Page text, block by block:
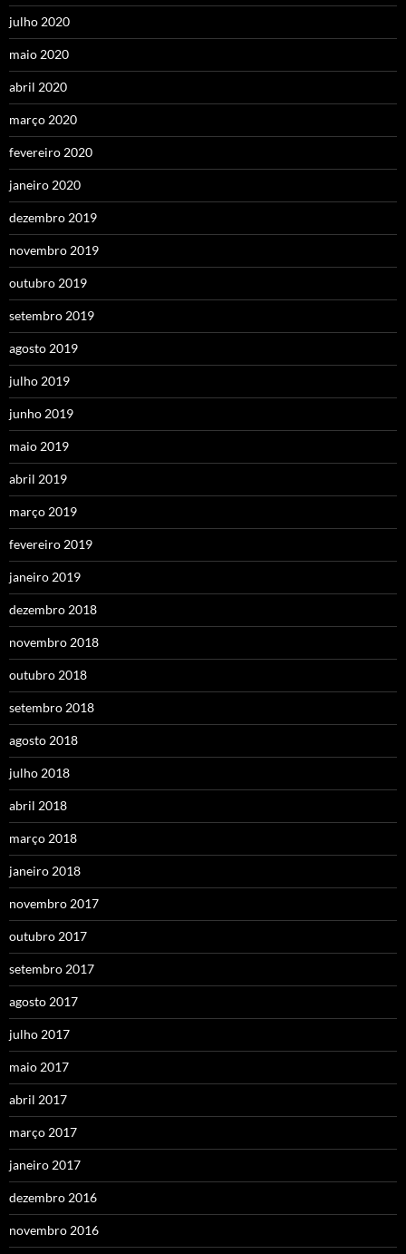
julho 2020
maio 2020
abril 2020
março 2020
fevereiro 2020
janeiro 2020
dezembro 2019
novembro 2019
outubro 2019
setembro 2019
agosto 2019
julho 2019
junho 2019
maio 2019
abril 2019
março 2019
fevereiro 2019
janeiro 2019
dezembro 2018
novembro 2018
outubro 2018
setembro 2018
agosto 2018
julho 2018
abril 2018
março 2018
janeiro 2018
novembro 2017
outubro 2017
setembro 2017
agosto 2017
julho 2017
maio 2017
abril 2017
março 2017
janeiro 2017
dezembro 2016
novembro 2016